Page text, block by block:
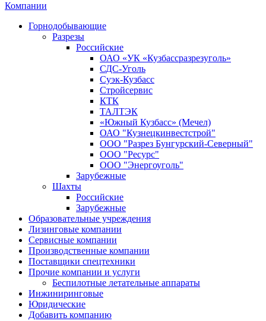
Компании
Горнодобывающие
Разрезы
Российские
ОАО «УК «Кузбассразрезуголь»
СДС-Уголь
Суэк-Кузбасс
Стройсервис
КТК
ТАЛТЭК
«Южный Кузбасс» (Мечел)
ОАО "Кузнецкинвестстрой"
ООО "Разрез Бунгурский-Северный"
ООО "Ресурс"
ООО "Энергоуголь"
Зарубежные
Шахты
Российские
Зарубежные
Образовательные учреждения
Лизинговые компании
Сервисные компании
Производственные компании
Поставщики спецтехники
Прочие компании и услуги
Беспилотные летательные аппараты
Инжиниринговые
Юридические
Добавить компанию